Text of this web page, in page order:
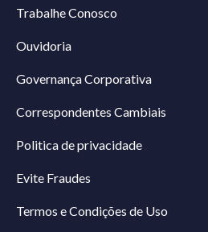
Trabalhe Conosco
Ouvidoria
Governança Corporativa
Correspondentes Cambiais
Politica de privacidade
Evite Fraudes
Termos e Condições de Uso